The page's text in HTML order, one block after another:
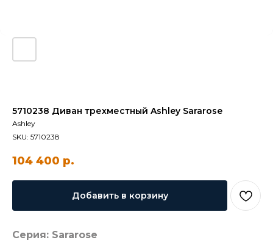
5710238 Диван трехместный Ashley Sararose
Ashley
SKU: 5710238
104 400 р.
Добавить в корзину
Серия: Sararose